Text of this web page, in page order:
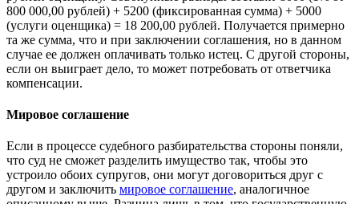
800 000,00 рублей) + 5200 (фиксированная сумма) + 5000
(услуги оценщика) = 18 200,00 рублей. Получается примерно
та же сумма, что и при заключении соглашения, но в данном
случае ее должен оплачивать только истец. С другой стороны,
если он выиграет дело, то может потребовать от ответчика
компенсации.
Мировое соглашение
Если в процессе судебного разбирательства стороны поняли,
что суд не сможет разделить имущество так, чтобы это
устроило обоих супругов, они могут договориться друг с
другом и заключить мировое соглашение, аналогичное